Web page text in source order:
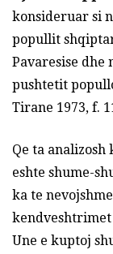
konsideruar si
popullit
Pavaresise dhe
pushtetit
Tirane 1973, f.
Qe ta
eshte shume-
ka te
Une e kuptoj